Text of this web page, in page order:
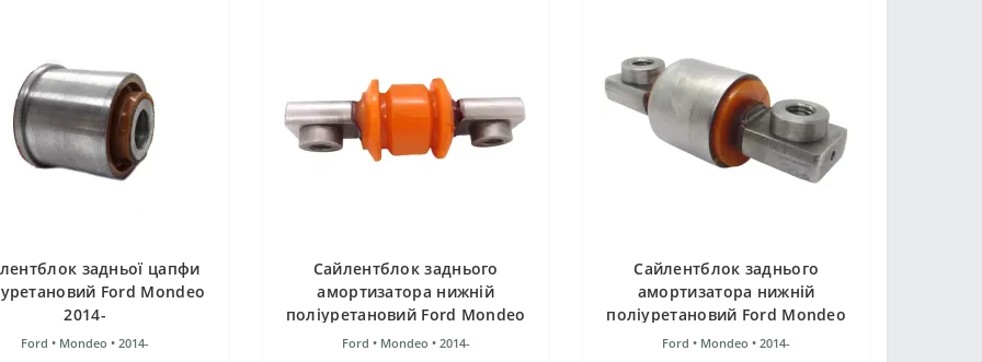
задньої цапфи
Ford Mondeo
2014-
Ford • Mondeo •2014-
Сайлентблок заднього
амортизатора нижній
поліуретановий Ford Mondeo
2014-
Ford • Mondeo • 2014-
Сайлентблок заднього
амортизатора нижній
поліуретановий Ford Mondeo
V 2014-
Ford • Mondeo •2014-